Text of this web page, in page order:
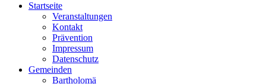
Startseite
Veranstaltungen
Kontakt
Prävention
Impressum
Datenschutz
Gemeinden
Bartholomä